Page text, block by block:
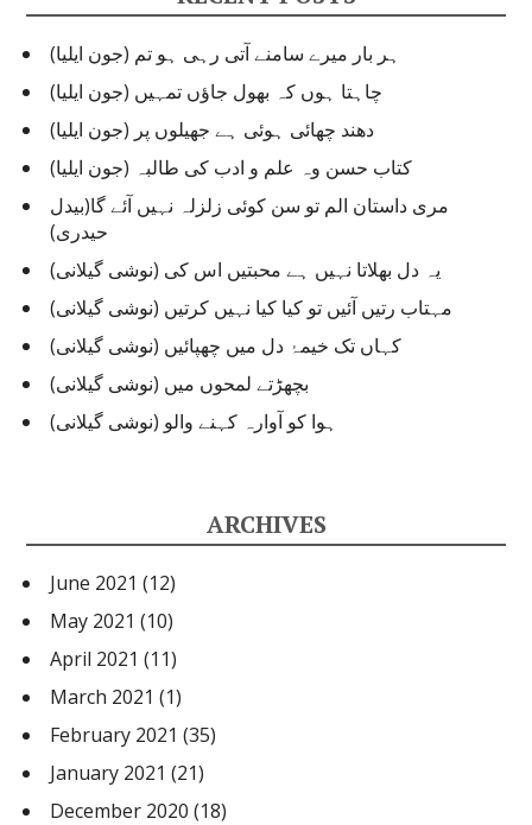
i
ہر بار میرے سامنے آتی رہی ہو تم (جون ایلیا)
چاہتا ہوں کہ بھول جاؤں تمہیں (جون ایلیا)
دھند چھائی ہوئی ہے جھیلوں پر (جون ایلیا)
کتاب حسن وہ علم و ادب کی طالبہ (جون ایلیا)
مری داستان الم تو سن کوئی زلزلہ نہیں آئے گا(بیدل
حیدری)
یہ دل بھلاتا نہیں ہے محبتیں اس کی (نوشی گیلانی)
مہتاب رتیں آئیں تو کیا کیا نہیں کرتیں (نوشی گیلانی)
کہاں تک خیمۂ دل میں چھپائیں (نوشی گیلانی)
بچھڑتے لمحوں میں (نوشی گیلانی)
ہوا کو آوارہ کہنے والو (نوشی گیلانی)
ARCHIVES
June 2021 (12)
May 2021 (10)
April 2021 (11)
March 2021 (1)
February 2021 (35)
January 2021 (21)
December 2020 (18)